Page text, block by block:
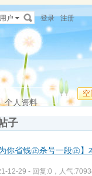
用户 登录 注册
空
个人资料
子
你省钱㊣杀号一段㊣】
12-29 - 回复:0，人气